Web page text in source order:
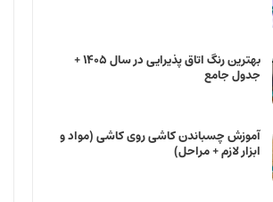
بهترین رنگ اتاق پذیرایی در سال ۱۴۰۵ +
جدول جامع
آموزش چسباندن کاشی روی کاشی (مواد و
ابزار لازم + مراحل)